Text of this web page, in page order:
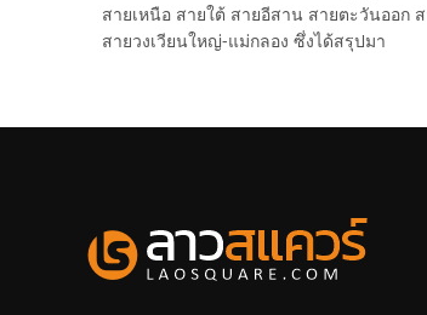
สายเหนือ สายใต้ สายอีสาน สายตะวันออก
สายวงเวียนใหญ่-แม่กลอง ซึ่งได้สรุปมา